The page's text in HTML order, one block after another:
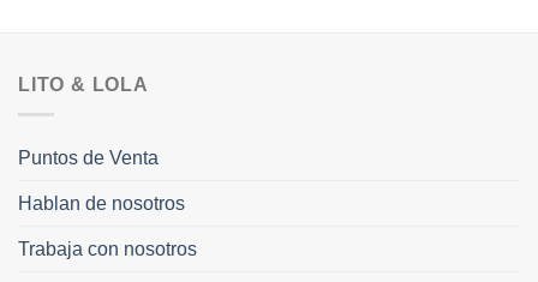
LITO & LOLA
Puntos de Venta
Hablan de nosotros
Trabaja con nosotros